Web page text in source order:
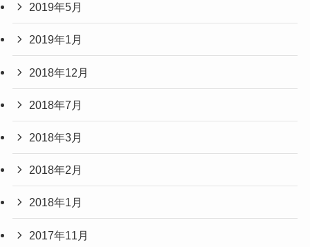
2019年5月
2019年1月
2018年12月
2018年7月
2018年3月
2018年2月
2018年1月
2017年11月